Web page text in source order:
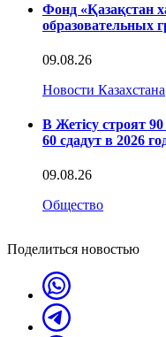
Фонд «Қазақстан
образовательных
09.08.26
Новости Казахстана
В Жетісу строят
60 сдадут в 2026
09.08.26
Общество
Поделиться новостью